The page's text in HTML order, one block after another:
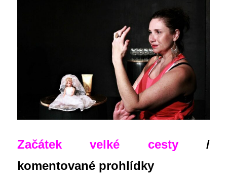
Začátek velké cesty/
komentované prohlídky